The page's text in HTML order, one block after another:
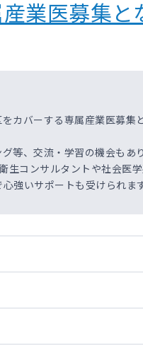
業医募集と
カバーする専属産業医募集
等、交流・学習の機会もあ
コンサルタントや社会医
強いサポートも受けられま